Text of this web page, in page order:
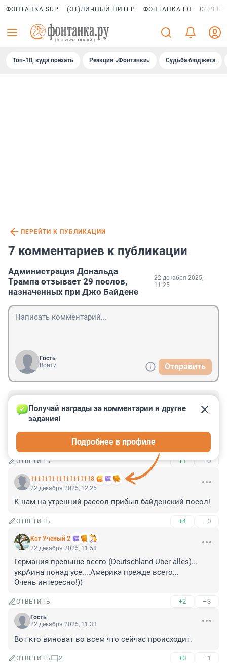
ФОНТАНКА SUP (ОТ)ЛИЧНЫЙ ПИТЕР ФОНТАНКА ГО
Топ-10, куда поехать Реакция «Фонтанки» Судьба бюджета
ПЕРЕЙТИ К ПУБЛИКАЦИИ
7 комментариев к публикации
Администрация Дональда
Трампа отзывает 29 послов,
назначенных при Джо Байдене
22 декабря 2025,
11:25
Гость
Войти
Отправить
22 декабря 2025, 15:06
Они назначены были неизвестно кем, и подписаны
штампиком. Кто они и чем занимались - сие есть
великая тайна, покрытая мраком.
ОТВЕТИТЬ +1 –0
111111111111111118
Получай награды за комментарии и другие
задания!
Подробнее в профиле
22 декабря 2025, 12:25
К нам на утренний рассол прибыл байденский посол!
ОТВЕТИТЬ +4 –0
Кот Ученый 2
22 декабря 2025, 11:58
Германия превыше всего (Deutschland Uber alles)...
укрАина понад усе....Америка прежде всего...
Очень интересно!))
ОТВЕТИТЬ +2 –3
Гость
22 декабря 2025, 11:33
Вот кто виноват во всем что сейчас происходит.
ОТВЕТИТЬ 2 +0 –1